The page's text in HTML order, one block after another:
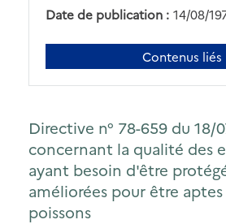
Date de publication : 14/08/
Contenus liés
Directive n° 78-659 du 18/
concernant la qualité des
ayant besoin d'être
améliorées pour être aptes
poissons